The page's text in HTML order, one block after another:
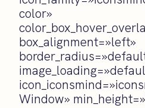
color»
box_alignment=»left»
Window»